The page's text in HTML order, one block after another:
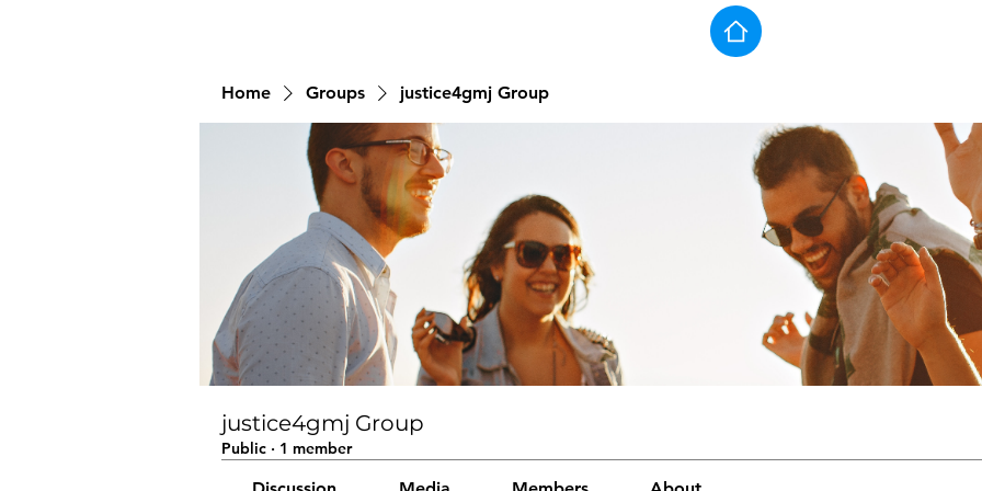
Home Groups justice4gmj Group
justice4gmj Group
Public · 1 member